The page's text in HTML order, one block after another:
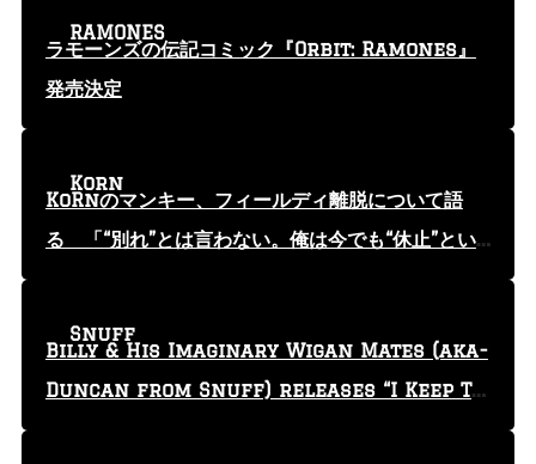
ラモーンズの伝記コミック『Orbit: Ramones』
発売決定
RAMONES
KoRnのマンキー、フィールディ離脱について語
る 「“別れ”とは言わない。俺は今でも“休止”とい
Korn
Billy & His Imaginary Wigan Mates (aka-
Duncan from Snuff) releases “I Keep Tr
Snuff